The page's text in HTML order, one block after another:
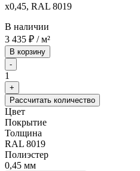
x0,45, RAL 8019
В наличии
3 435 ₽ / м²
В корзину
-
1
+
Рассчитать количество
Цвет
Покрытие
Толщина
RAL 8019
Полиэстер
0,45 мм